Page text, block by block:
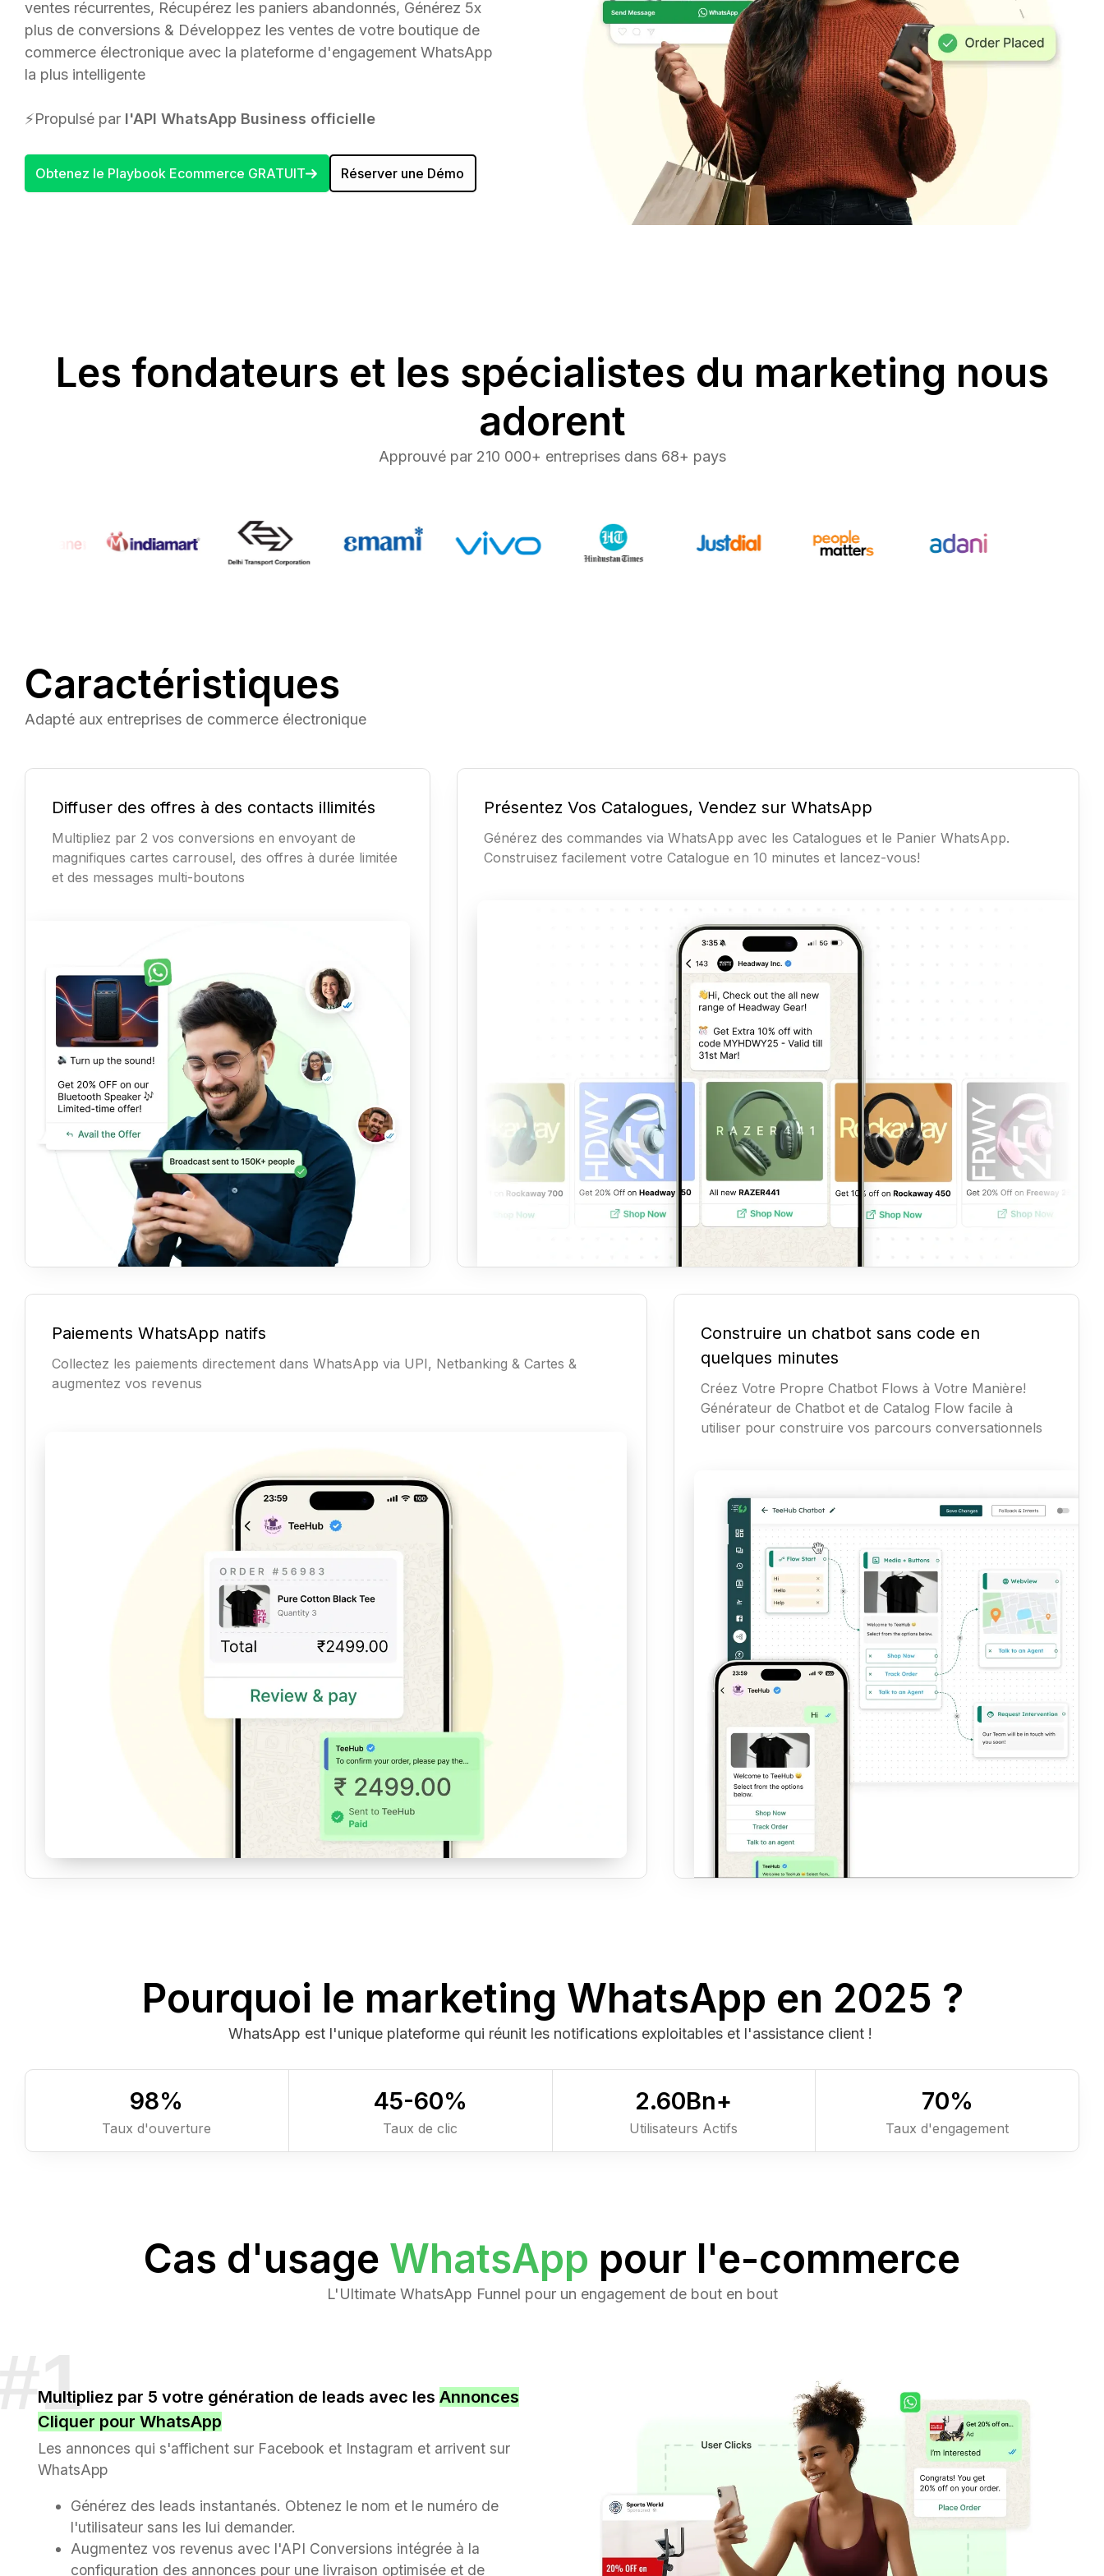
ventes récurrentes, Récupérez les paniers abandonnés, Générez 5x
plus de conversions & Développez les ventes de votre boutique de
commerce électronique avec la plateforme d'engagement WhatsApp
la plus intelligente
⚡Propulsé par l'API WhatsApp Business officielle
Obtenez le Playbook Ecommerce GRATUIT Réserver une Démo
Les fondateurs et les spécialistes du marketing nous
adorent
Approuvé par 210 000+ entreprises dans 68+ pays
Caractéristiques
Adapté aux entreprises de commerce électronique
Diffuser des offres à des contacts illimités
Multipliez par 2 vos conversions en envoyant de
magnifiques cartes carrousel, des offres à durée limitée
et des messages multi-boutons
Présentez Vos Catalogues, Vendez sur WhatsApp
Générez des commandes via WhatsApp avec les Catalogues et le Panier WhatsApp.
Construisez facilement votre Catalogue en 10 minutes et lancez-vous!
Paiements WhatsApp natifs
Collectez les paiements directement dans WhatsApp via UPI, Netbanking & Cartes &
augmentez vos revenus
Construire un chatbot sans code en
quelques minutes
Créez Votre Propre Chatbot Flows à Votre Manière!
Générateur de Chatbot et de Catalog Flow facile à
utiliser pour construire vos parcours conversationnels
Pourquoi le marketing WhatsApp en 2025 ?
WhatsApp est l'unique plateforme qui réunit les notifications exploitables et l'assistance client !
98%
Taux d'ouverture
45-60%
Taux de clic
2.60Bn+
Utilisateurs Actifs
70%
Taux d'engagement
Cas d'usage WhatsApp pour l'e-commerce
L'Ultimate WhatsApp Funnel pour un engagement de bout en bout
Multipliez par 5 votre génération de leads avec les Annonces
Cliquer pour WhatsApp
Les annonces qui s'affichent sur Facebook et Instagram et arrivent sur
WhatsApp
Générez des leads instantanés. Obtenez le nom et le numéro de
l'utilisateur sans les lui demander.
Augmentez vos revenus avec l'API Conversions intégrée à la
configuration des annonces pour une livraison optimisée et de